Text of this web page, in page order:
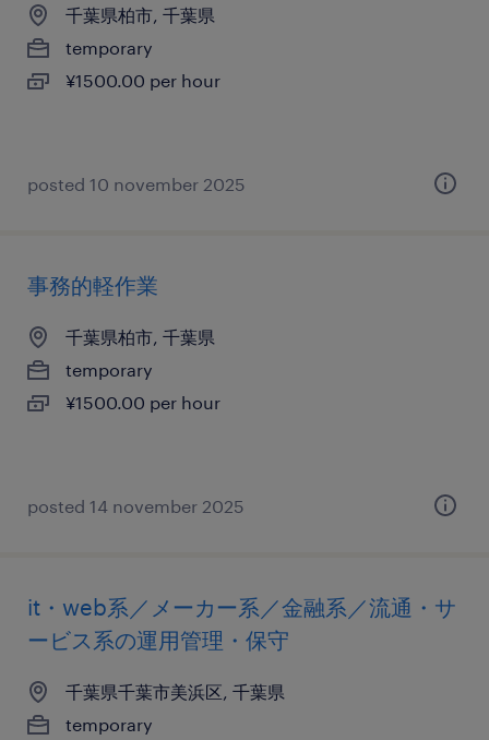
千葉県柏市, 千葉県
temporary
¥1500.00 per hour
posted 10 november 2025
事務的軽作業
千葉県柏市, 千葉県
temporary
¥1500.00 per hour
posted 14 november 2025
it・web系／メーカー系／金融系／流通・サ
ービス系の運用管理・保守
千葉県千葉市美浜区, 千葉県
temporary